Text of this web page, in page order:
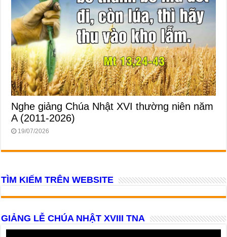
Nghe giảng Chúa Nhật XVI thường niên năm
A (2011-2026)
19/07/2026
TÌM KIẾM TRÊN WEBSITE
GIẢNG LỄ CHÚA NHẬT XVIII TNA